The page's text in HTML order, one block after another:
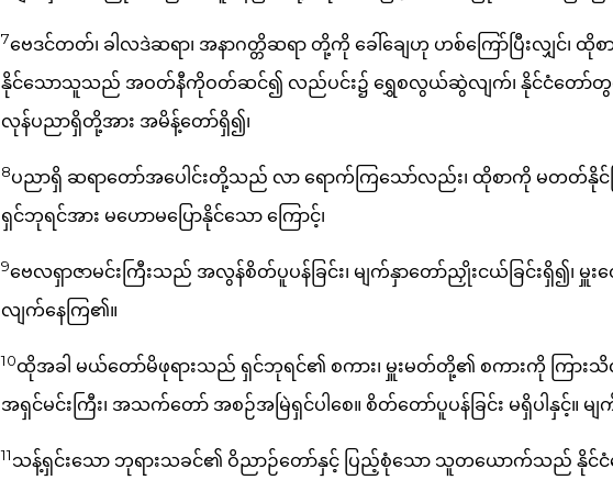
7ဗေဒင်တတ်၊ ခါလဒဲဆရာ၊ အနာဂတ္တိဆရာ တို့ကို ခေါ်ချေဟု ဟစ်ကြော်ပြီးလျှင်၊
နိုင်သောသူသည် အဝတ်နီကိုဝတ်ဆင်၍ လည်ပင်း၌ ရွှေစလွယ်ဆွဲလျက်၊ နိုင်ငံတော်တွင်
လုန်ပညာရှိတို့အား အမိန့်တော်ရှိ၍၊
8ပညာရှိ ဆရာတော်အပေါင်းတို့သည် လာ ရောက်ကြသော်လည်း၊ ထိုစာကို မတတ်နိုင်
ရှင်ဘုရင်အား မဟောမပြောနိုင်သော ကြောင့်၊
9ဗေလရှာဇာမင်းကြီးသည် အလွန်စိတ်ပူပန်ခြင်း၊ မျက်နှာတော်ညှိုးငယ်ခြင်းရှိ၍၊
လျက်နေကြ၏။
10ထိုအခါ မယ်တော်မိဖုရားသည် ရှင်ဘုရင်၏ စကား၊ မှူးမတ်တို့၏ စကားကို ကြားသိ
အရှင်မင်းကြီး၊ အသက်တော် အစဉ်အမြဲရှင်ပါစေ။ စိတ်တော်ပူပန်ခြင်း မရှိပါနှင့်။ မ
11သန့်ရှင်းသော ဘုရားသခင်၏ ဝိညာဉ်တော်နှင့် ပြည့်စုံသော သူတယောက်သည် နိုင်ငံ